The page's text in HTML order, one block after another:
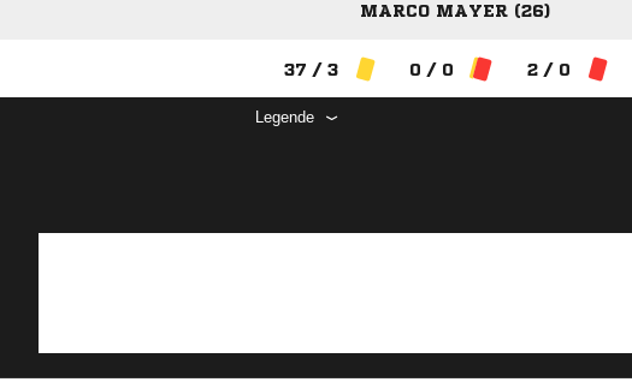
MARCO MAYER (26)
37 / 3 0 / 0 2 / 0
Legende